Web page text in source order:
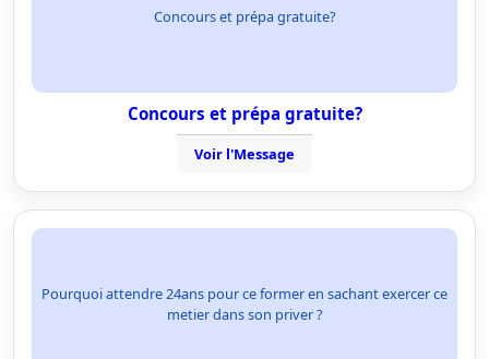
Concours et prépa gratuite?
Concours et prépa gratuite?
Voir l'Message
Pourquoi attendre 24ans pour ce former en sachant exercer ce
metier dans son priver ?